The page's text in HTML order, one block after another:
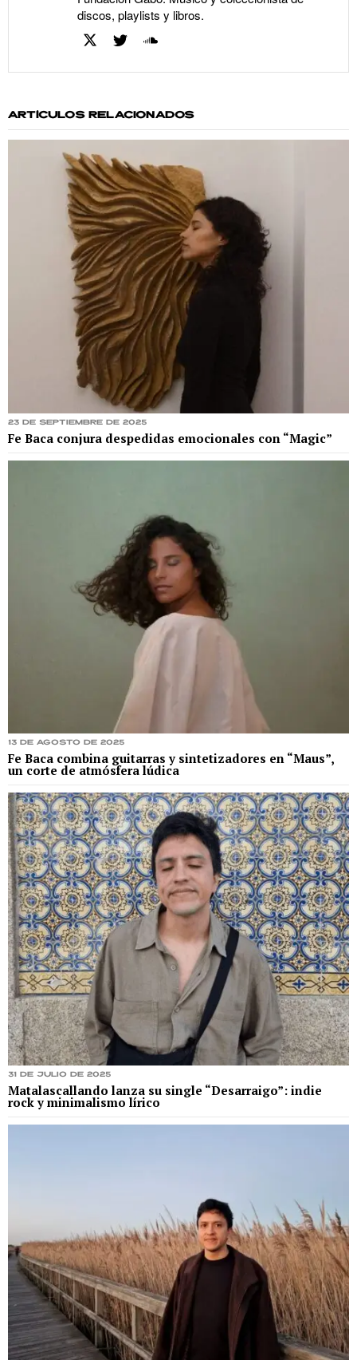
discos, playlists y libros.
ARTÍCULOS RELACIONADOS
23 de septiembre de 2025
Fe Baca conjura despedidas emocionales con “Magic”
13 de agosto de 2025
Fe Baca combina guitarras y sintetizadores en “Maus”,
un corte de atmósfera lúdica
31 de julio de 2025
Matalascallando lanza su single “Desarraigo”: indie
rock y minimalismo lírico